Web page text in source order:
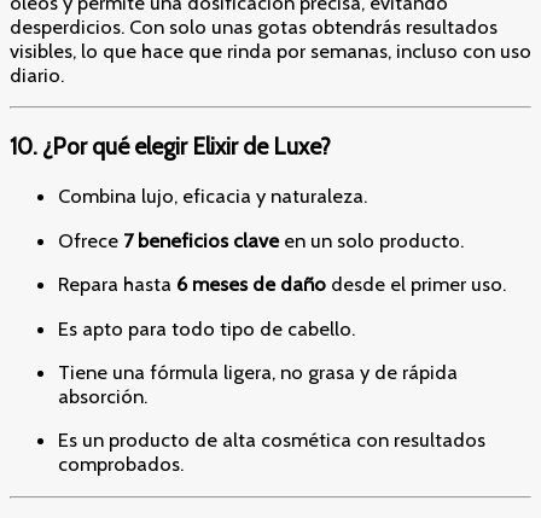
desperdicios. Con solo unas gotas obtendrás resultados
visibles, lo que hace que rinda por semanas, incluso con uso
diario.
10. ¿Por qué elegir Elixir de Luxe?
Combina lujo, eficacia y naturaleza.
Ofrece 7 beneficios claveen un solo producto.
Repara hasta 6 meses de daño desde el primer uso.
Es apto para todo tipo de cabello.
Tiene una fórmula ligera, no grasa y de rápida
absorción.
Es un producto de alta cosmética con resultados
comprobados.